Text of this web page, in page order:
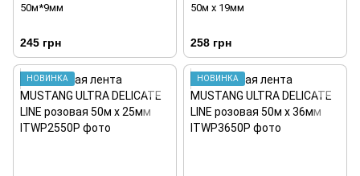
50м*9мм
245 грн
50м х 19мм
258 грн
НОВИНКА НОВИНКА